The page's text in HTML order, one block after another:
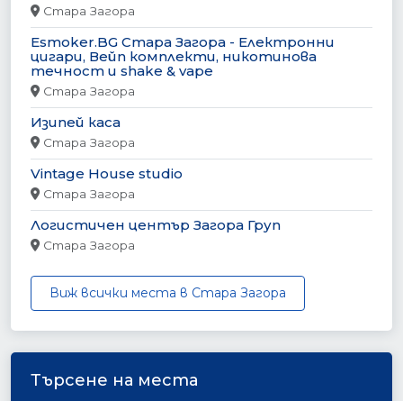
Стара Загора
Esmoker.BG Стара Загора - Електронни
цигари, Вейп комплекти, никотинова
течност и shake & vape
Стара Загора
Изипей каса
Стара Загора
Vintage House studio
Стара Загора
Логистичен център Загора Груп
Стара Загора
Виж всички места в Стара Загора
Търсене на места